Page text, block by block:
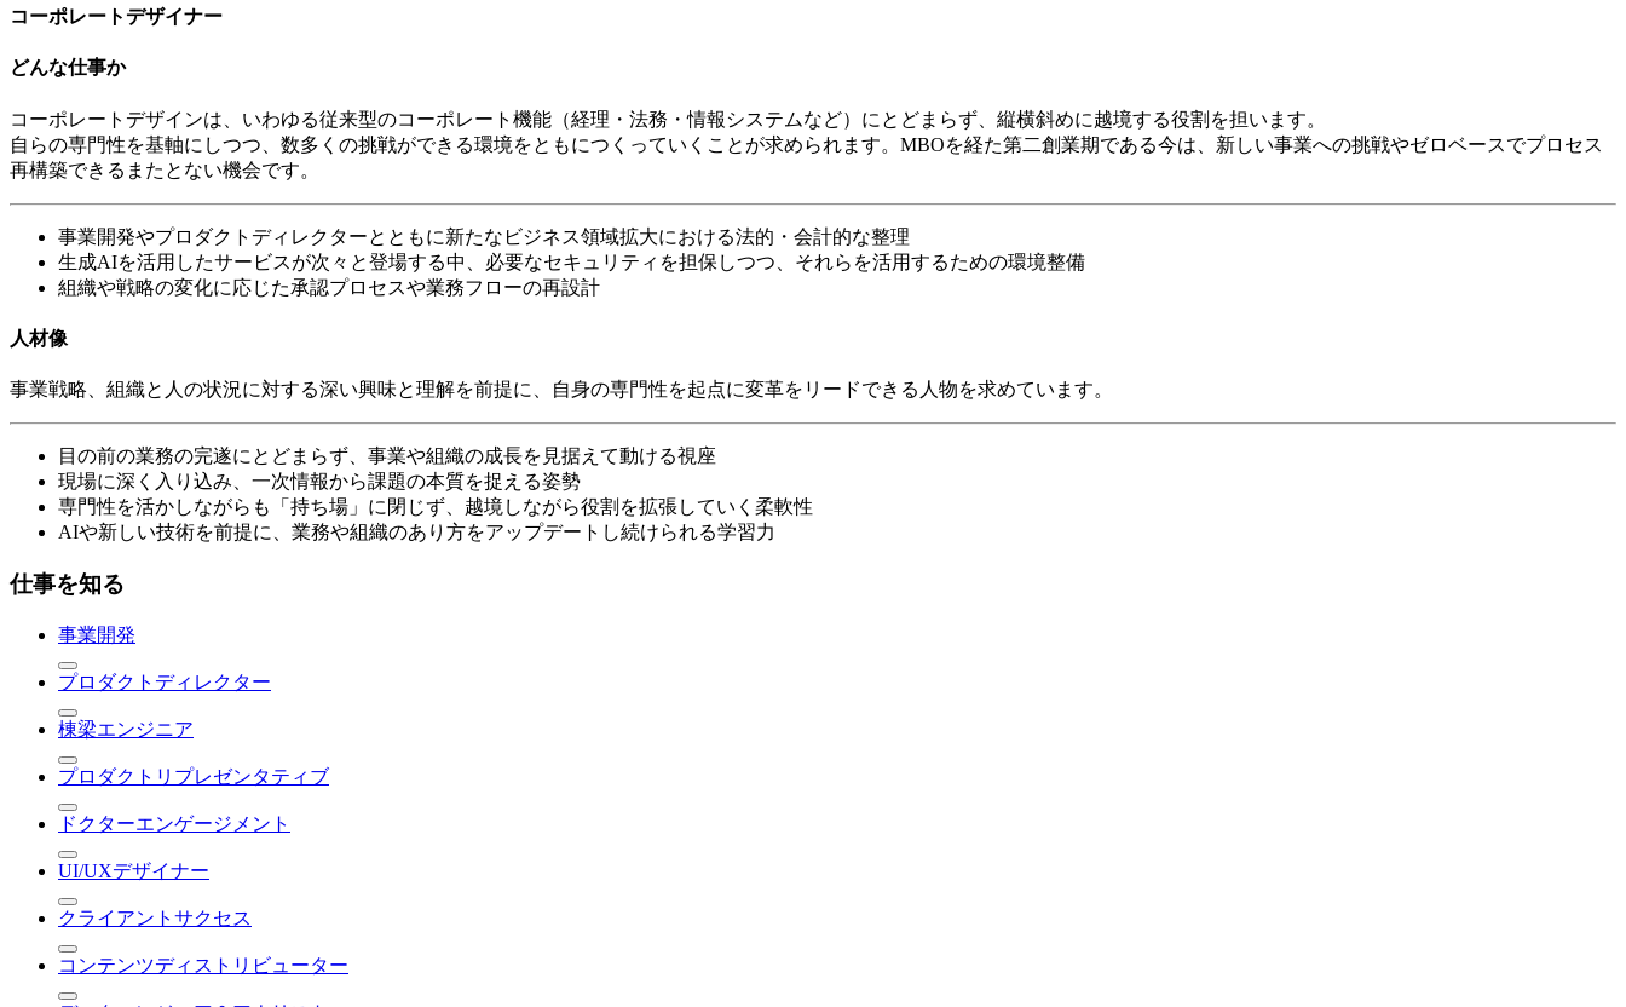
コーポレートデザイナー
どんな仕事か
コーポレートデザインは、いわゆる従来型のコーポレート機能（経理・法務・情報システムなど）にとどまらず、縦横斜めに越境する役割を担います。
自らの専門性を基軸にしつつ、数多くの挑戦ができる環境をともにつくっていくことが求められます。MBOを経た第二創業期である今は、新しい事業への挑戦やゼロベースでプロセス
再構築できるまたとない機会です。
事業開発やプロダクトディレクターとともに新たなビジネス領域拡大における法的・会計的な整理
生成AIを活用したサービスが次々と登場する中、必要なセキュリティを担保しつつ、それらを活用するための環境整備
組織や戦略の変化に応じた承認プロセスや業務フローの再設計
人材像
事業戦略、組織と人の状況に対する深い興味と理解を前提に、自身の専門性を起点に変革をリードできる人物を求めています。
目の前の業務の完遂にとどまらず、事業や組織の成長を見据えて動ける視座
現場に深く入り込み、一次情報から課題の本質を捉える姿勢
専門性を活かしながらも「持ち場」に閉じず、越境しながら役割を拡張していく柔軟性
AIや新しい技術を前提に、業務や組織のあり方をアップデートし続けられる学習力
仕事を知る
事業開発
プロダクトディレクター
棟梁エンジニア
プロダクトリプレゼンタティブ
ドクターエンゲージメント
UI/UXデザイナー
クライアントサクセス
コンテンツディストリビューター